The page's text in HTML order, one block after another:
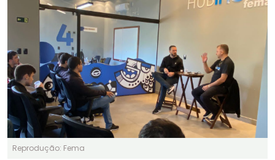
Reprodução: Fema